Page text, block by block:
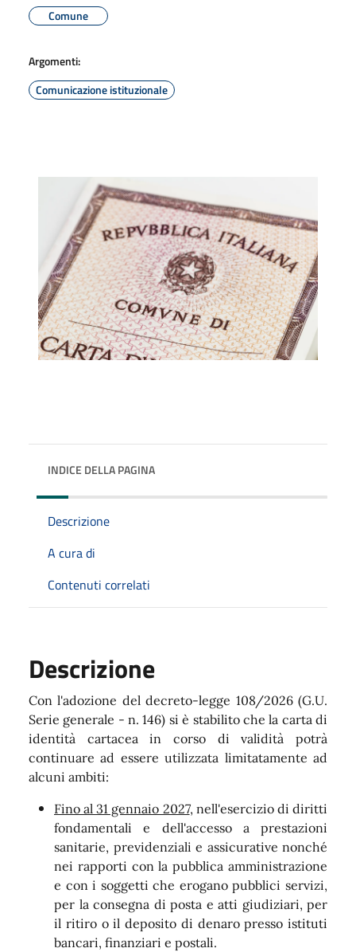
Comune
Argomenti:
Comunicazione istituzionale
INDICE DELLA PAGINA
Descrizione
A cura di
Contenuti correlati
Descrizione
Con l'adozione del decreto-legge 108/2026 (G.U.
Serie generale - n. 146) si è stabilito che la carta di
identità cartacea in corso di validità potrà
continuare ad essere utilizzata limitatamente ad
alcuni ambiti:
Fino al 31 gennaio 2027, nell'esercizio di diritti
fondamentali e dell'accesso a prestazioni
sanitarie, previdenziali e assicurative nonché
nei rapporti con la pubblica amministrazione
e con i soggetti che erogano pubblici servizi,
per la consegna di posta e atti giudiziari, per
il ritiro o il deposito di denaro presso istituti
bancari, finanziari e postali.